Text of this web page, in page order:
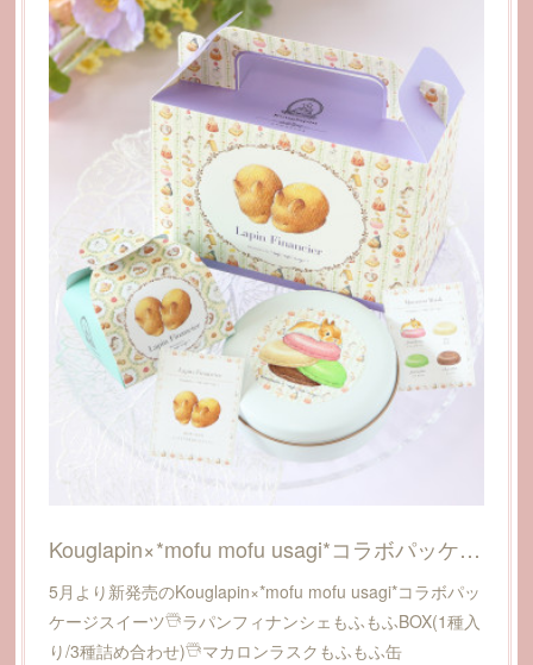
Kouglapin×*mofu mofu usagi*コラボパッケージスイーツ
5月より新発売のKouglapin×*mofu mofu usagi*コラボパッ
ケージスイーツ𓇥ラパンフィナンシェもふもふBOX(1種入
り/3種詰め合わせ)𓇥マカロンラスクもふもふ缶